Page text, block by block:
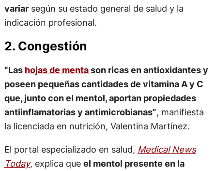
variarsegún su estado general de salud y la
indicación profesional.
2. Congestión
“Las hojas de mentason ricas en antioxidantes y
poseen pequeñas cantidades de vitamina A y C
que, junto con el mentol, aportan propiedades
antiinflamatorias y antimicrobianas”, manifiesta
la licenciada en nutrición, Valentina Martínez.
El portal especializado en salud, Medical News
Today, explica que el mentol presente en la